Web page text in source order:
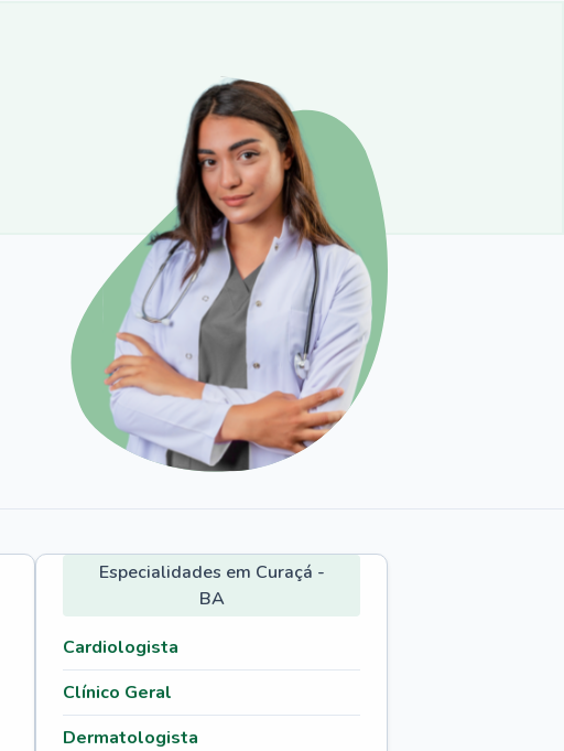
Especialidades em Curaçá -
BA
Cardiologista
Clínico Geral
Dermatologista